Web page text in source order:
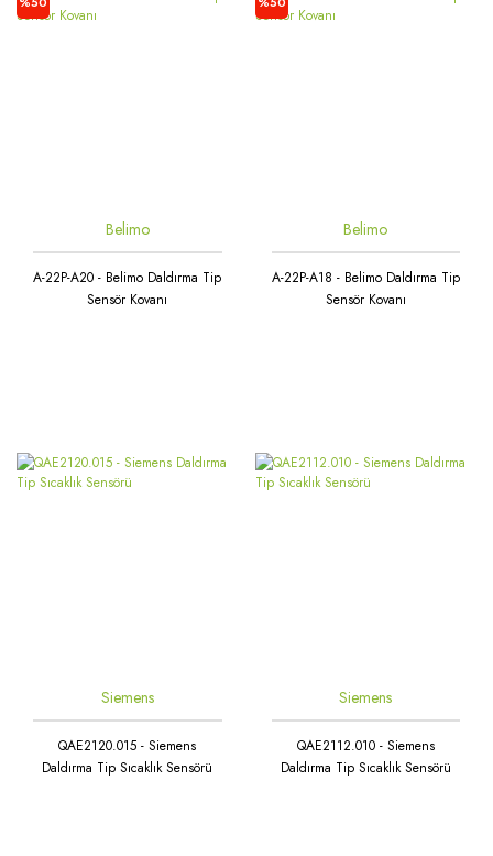
Belimo
A-22P-A20 - Belimo Daldırma Tip
Sensör Kovanı
Belimo
A-22P-A18 - Belimo Daldırma Tip
Sensör Kovanı
Siemens
QAE2120.015 - Siemens
Daldırma Tip Sıcaklık Sensörü
Siemens
QAE2112.010 - Siemens
Daldırma Tip Sıcaklık Sensörü